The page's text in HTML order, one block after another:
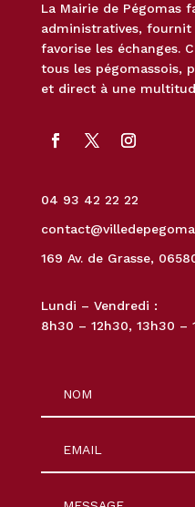
La Mairie de Pégomas
administratives,
favorise les échanges.
tous les pégomassois,
et direct à une
04 93 42 22 22
169 Av. de Grasse,
Lundi – Vendredi :
8h30 – 12h30, 13h30 –